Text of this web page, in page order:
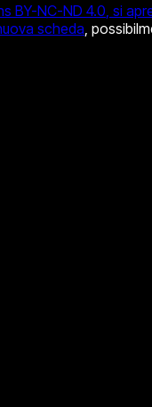
BY-NC-ND 4.0 , si
scheda ,